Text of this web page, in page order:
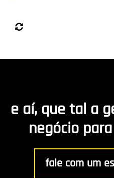
e aí, que tal a
negócio
fale com um